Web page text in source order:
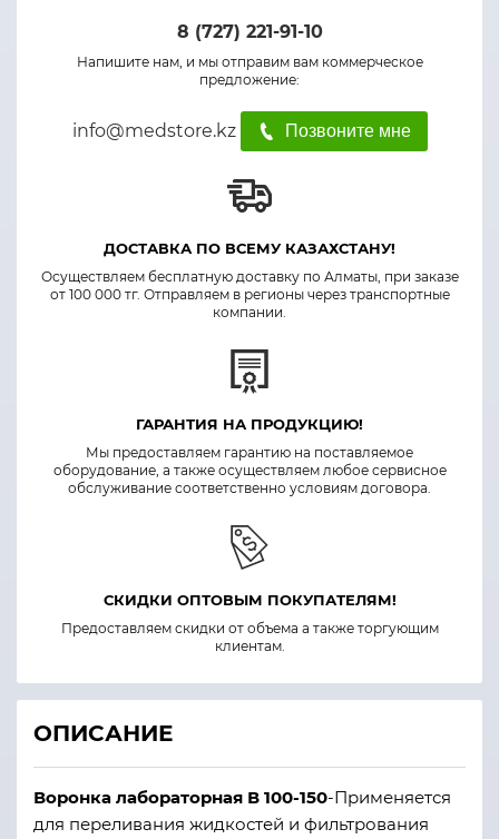
8 (727) 221-91-10
Напишите нам, и мы отправим вам коммерческое
предложение:
info@medstore.kz Позвоните мне
ДОСТАВКА ПО ВСЕМУ КАЗАХСТАНУ!
Осуществляем бесплатную доставку по Алматы, при заказе
от 100 000 тг. Отправляем в регионы через транспортные
компании.
ГАРАНТИЯ НА ПРОДУКЦИЮ!
Мы предоставляем гарантию на поставляемое
оборудование, а также осуществляем любое сервисное
обслуживание соответственно условиям договора.
СКИДКИ ОПТОВЫМ ПОКУПАТЕЛЯМ!
Предоставляем скидки от объема а также торгующим
клиентам.
ОПИСАНИЕ
Воронка лабораторная В 100-150-Применяется
для переливания жидкостей и фильтрования